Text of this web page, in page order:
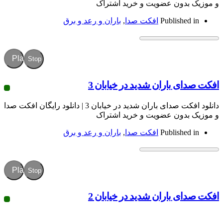
عضویت و خرید اشتراک
افکت صدا,باران و رعد و برق
باران شدید در خیابان 3
دانلود افکت صدای باران شدید در خیابان 3 | دانلود رایگان افکت صدا
عضویت و خرید اشتراک
افکت صدا,باران و رعد و برق
باران شدید در خیابان 2